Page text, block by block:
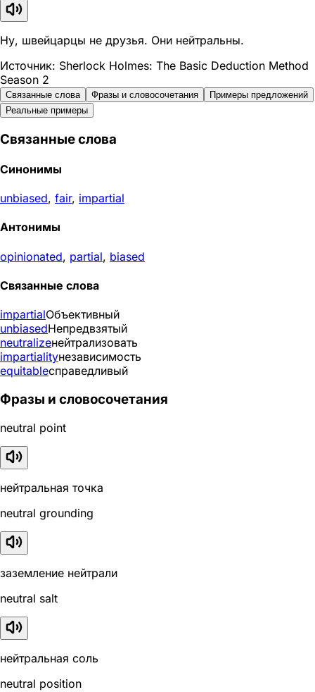
Ну, швейцарцы не друзья. Они нейтральны.
Источник: Sherlock Holmes: The Basic Deduction Method
Season 2
Связанные слова Фразы и словосочетания
Примеры предложений
Реальные примеры
Связанные слова
Синонимы
unbiased, fair, impartial
Антонимы
opinionated, partial, biased
Связанные слова
impartialОбъективный
unbiasedНепредвзятый
neutralizeнейтрализовать
impartialityнезависимость
equitableсправедливый
Фразы и словосочетания
neutral point
нейтральная точка
neutral grounding
заземление нейтрали
neutral salt
нейтральная соль
neutral position